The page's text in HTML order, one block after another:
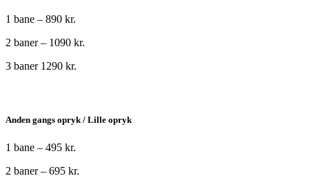
1 bane – 890 kr.
2 baner – 1090 kr.
3 baner 1290 kr.
Anden gangs opryk / Lille opryk
1 bane – 495 kr.
2 baner – 695 kr.